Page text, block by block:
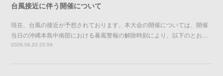
台風接近に伴う開催について
現在、台風の接近が予想されております。本大会の開催については、開催
当日の沖縄本島中南部における暴風警報の解除時刻により、以下のとお…
2026.06.23 23:59